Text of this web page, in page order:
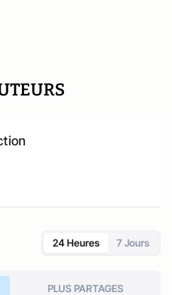
24 Heures 7 Jours
PLUS PARTAGES